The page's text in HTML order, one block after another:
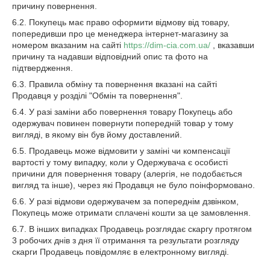
причину повернення.
6.2. Покупець має право оформити відмову від товару,
попередивши про це менеджера інтернет-магазину за
номером вказаним на сайті https://dim-cia.com.ua/ , вказавши
причину та надавши відповідний опис та фото на
підтвердження.
6.3. Правила обміну та повернення вказані на сайті
Продавця у розділі "Обмін та повернення".
6.4. У разі заміни або повернення товару Покупець або
одержувач повинен повернути попередній товар у тому
вигляді, в якому він був йому доставлений.
6.5. Продавець може відмовити у заміні чи компенсації
вартості у тому випадку, коли у Одержувача є особисті
причини для повернення товару (алергія, не подобається
вигляд та інше), через які Продавця не було поінформовано.
6.6. У разі відмови одержувачем за попереднім дзвінком,
Покупець може отримати сплачені кошти за це замовлення.
6.7. В інших випадках Продавець розглядає скаргу протягом
3 робочих днів з дня її отримання та результати розгляду
скарги Продавець повідомляє в електронному вигляді.